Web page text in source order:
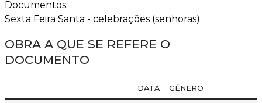
Documentos:
Sexta Feira Santa - celebrações (senhoras)
OBRA A QUE SE REFERE O
DOCUMENTO
DATA GÉNERO